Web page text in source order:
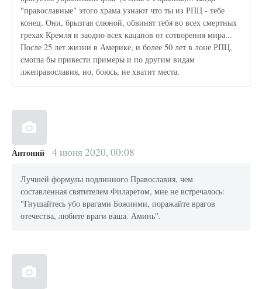
"православные" этого храма узнают что ты из РПЦ - тебе
конец. Они, брызгая слюной, обвинят тебя во всех смертных
грехах Кремля и заодно всех кацапов от сотворения мира...
После 25 лет жизни в Америке, и более 50 лет в лоне РПЦ,
смогла бы привести примеры и по другим видам
лжеправославия, но, боюсь, не хватит места.
Антоний 4 июня 2020, 00:08
Лучшей формулы подлинного Православия, чем
составленная святителем Филаретом, мне не встречалось:
"Гнушайтесь убо врагами Божиими, поражайте врагов
отечества, любите враги ваша. Аминь".